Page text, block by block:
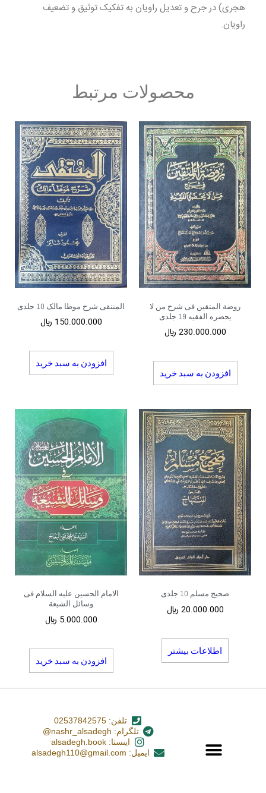
هجری) در جرح و تعدیل راویان به تفکیک توثیق و تضعیف
راویان.
محصولات مرتبط
روضة المتقین فی شرح من لا
یحضره الفقیه 19 جلدی
230.000.000 ﷼
افزودن به سبد خرید
المنتقی شرح موطا مالک 10 جلدی
150.000.000 ﷼
افزودن به سبد خرید
صحیح مسلم 10 جلدی
20.000.000 ﷼
اطلاعات بیشتر
الامام الحسین علیه السلام فی
وسائل الشیعة
5.000.000 ﷼
افزودن به سبد خرید
تلفن: 02537842575
تلگرام: nashr_alsadegh@
اینستا: alsadegh.book
ایمیل: alsadegh110@gmail.com